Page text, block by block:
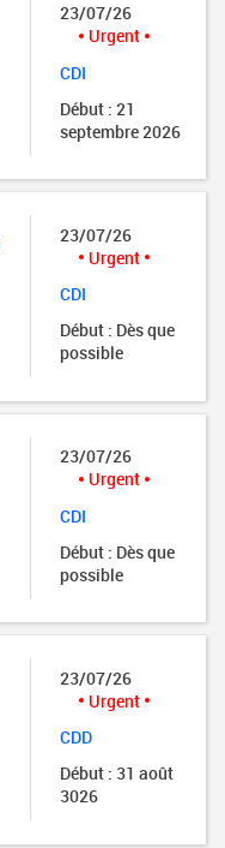
23/07/26
Urgent
CDI
Début : 21
septembre 2026
23/07/26
Urgent
CDI
Début : Dès que
possible
23/07/26
Urgent
CDI
Début : Dès que
possible
23/07/26
Urgent
CDD
Début : 31 août
3026